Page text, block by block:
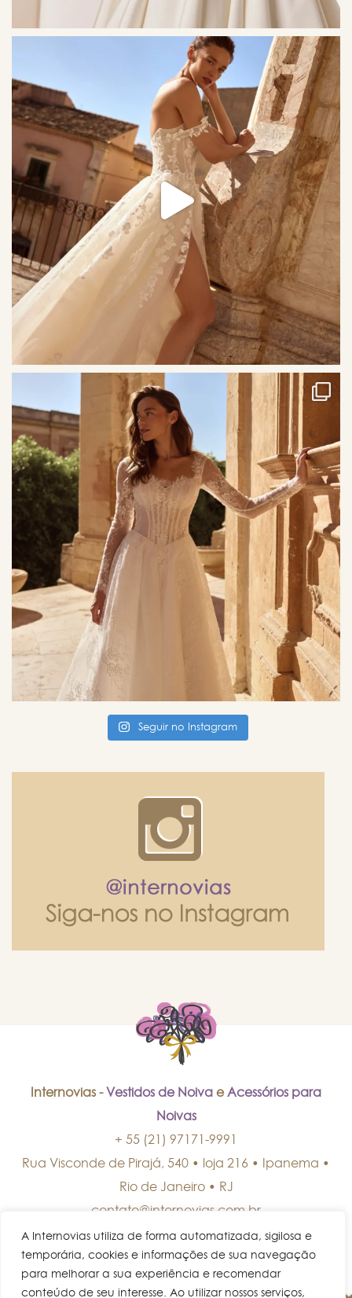
A Internovias utiliza de forma automatizada, sigilosa e
temporária, cookies e informações de sua navegação
para melhorar a sua experiência e recomendar
conteúdo de seu interesse. Ao utilizar nossos serviços,
Seguir no Instagram
Internovias - Vestidos de Noiva e Acessórios para
Noivas
+ 55 (21) 97171-9991
Rua Visconde de Pirajá, 540 • loja 216 • Ipanema •
Rio de Janeiro• RJ
contato@internovias.com.br